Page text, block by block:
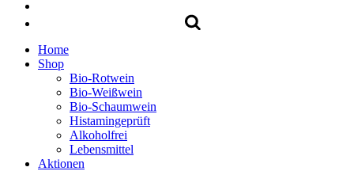
Home
Shop
Bio-Rotwein
Bio-Weißwein
Bio-Schaumwein
Histamingeprüft
Alkoholfrei
Lebensmittel
Aktionen